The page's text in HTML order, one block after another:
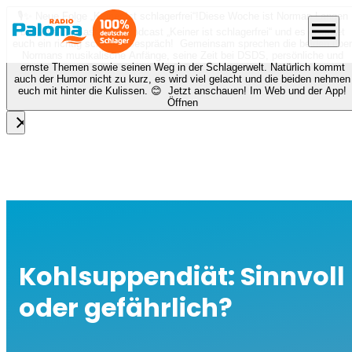
🎙️✨ Neue Folge „Keiner ist schlagerfrei“!
Diese Woche ist Norman Langen
bei Nora zu Gast beim Podcast „Keiner ist schlagerfrei“ und es erwartet
euch ein richtig schönes Gespräch! Gemeinsam sprechen die beiden über
Normans musikalische Anfänge, seine Zeit bei DSDS, persönliche und
ernste Themen sowie seinen Weg in der Schlagerwelt. Natürlich kommt
auch der Humor nicht zu kurz, es wird viel gelacht und die beiden nehmen
euch mit hinter die Kulissen. 😊 Jetzt anschauen! Im Web und der App!
Öffnen
close
menu
Kohlsuppendiät: Sinnvoll
oder gefährlich?